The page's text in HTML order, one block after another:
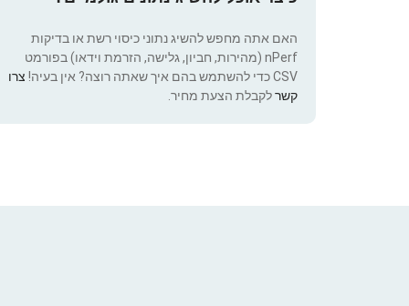
האם אתה מחפש להשיג נתוני כיסוי רשת או בדיקות
nPerf (מהירות, חביון, גלישה, הזרמת וידאו) בפורמט
CSV כדי להשתמש בהם איך שאתה רוצה? אין בעיה!
צרו
קשרלקבלת הצעת מחיר.